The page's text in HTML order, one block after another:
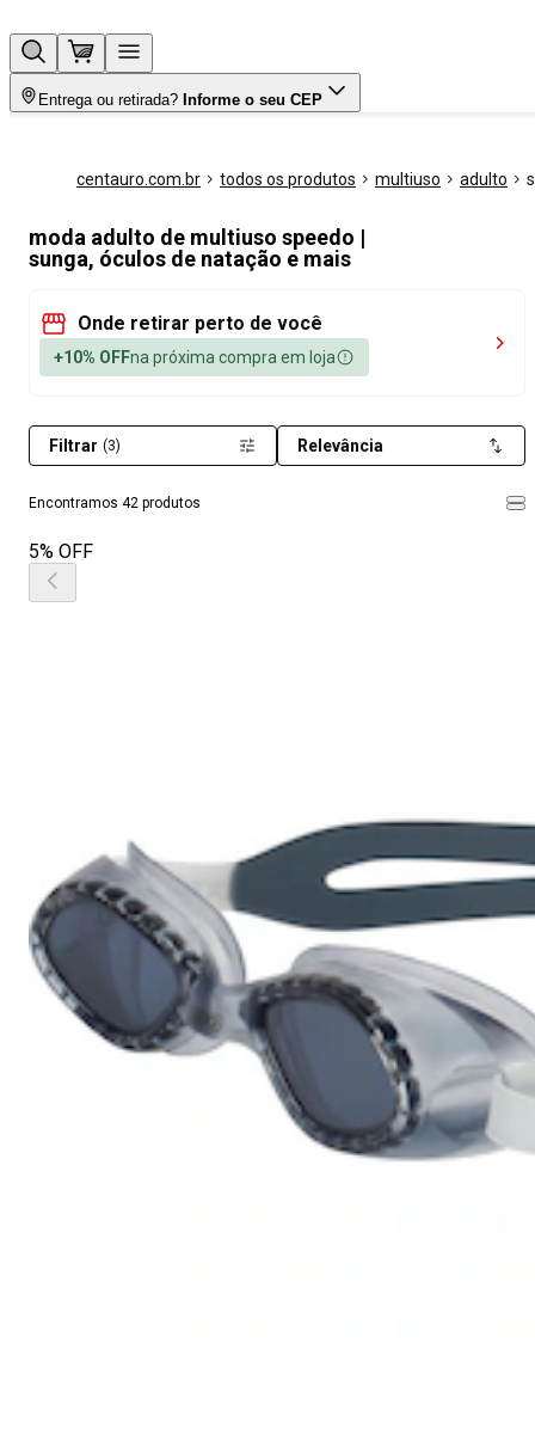
Entrega ou retirada? Informe o seu CEP
centauro.com.br todos os produtos multiuso adulto
moda adulto de multiuso speedo |
sunga, óculos de natação e mais
Onde retirar perto de você
+10% OFFna próxima compra em loja
Encontramos 42 produtos
Filtrar (3) Relevância
5% OFF